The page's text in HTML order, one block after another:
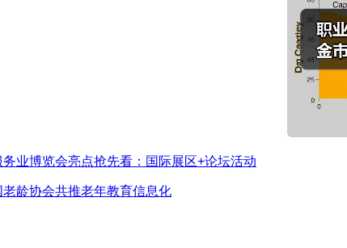
业博览会亮点抢先看：国际展区+论坛活动
龄协会共推老年教育信息化